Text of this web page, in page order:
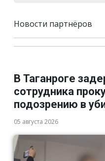
Новости партнёров
В Таганроге
сотрудника
подозрению в
05 августа 2026